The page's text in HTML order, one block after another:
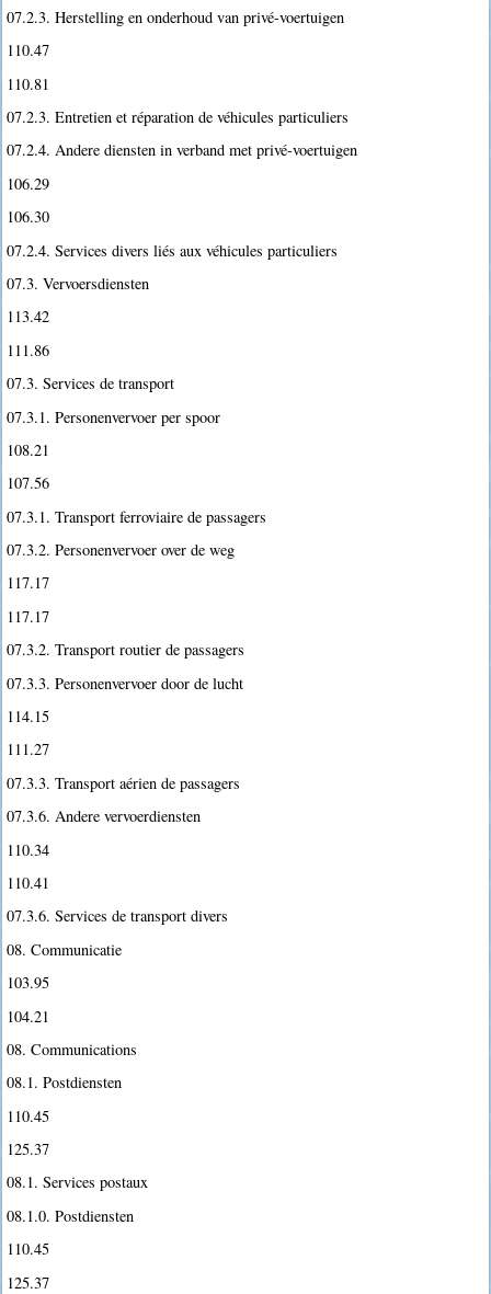
07.2.3. Herstelling en onderhoud van privé-voertuigen
110.47
110.81
07.2.3. Entretien et réparation de véhicules particuliers
07.2.4. Andere diensten in verband met privé-voertuigen
106.29
106.30
07.2.4. Services divers liés aux véhicules particuliers
07.3. Vervoersdiensten
113.42
111.86
07.3. Services de transport
07.3.1. Personenvervoer per spoor
108.21
107.56
07.3.1. Transport ferroviaire de passagers
07.3.2. Personenvervoer over de weg
117.17
117.17
07.3.2. Transport routier de passagers
07.3.3. Personenvervoer door de lucht
114.15
111.27
07.3.3. Transport aérien de passagers
07.3.6. Andere vervoerdiensten
110.34
110.41
07.3.6. Services de transport divers
08. Communicatie
103.95
104.21
08. Communications
08.1. Postdiensten
110.45
125.37
08.1. Services postaux
08.1.0. Postdiensten
110.45
125.37